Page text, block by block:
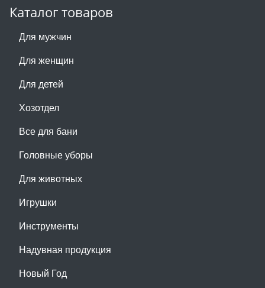
Каталог товаров
Для мужчин
Для женщин
Для детей
Хозотдел
Все для бани
Головные уборы
Для животных
Игрушки
Инструменты
Надувная продукция
Новый Год